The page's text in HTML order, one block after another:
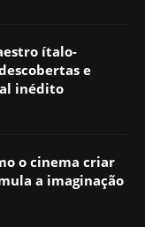
ítalo-
e
inédito
o cinema criar
a imaginação